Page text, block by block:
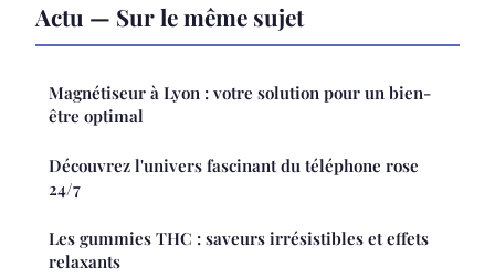
Actu — Sur le même sujet
Magnétiseur à Lyon : votre solution pour un bien-
être optimal
Découvrez l'univers fascinant du téléphone rose
24/7
Les gummies THC : saveurs irrésistibles et effets
relaxants